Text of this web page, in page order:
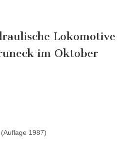
Lokomotive
im Oktober
1987)